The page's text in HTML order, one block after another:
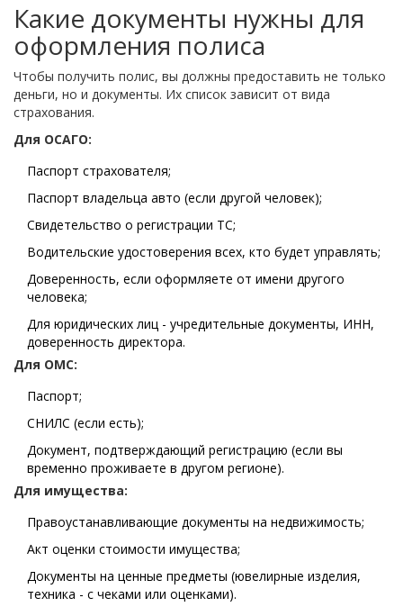
Какие документы нужны для
оформления полиса
Чтобы получить полис, вы должны предоставить не только
деньги, но и документы. Их список зависит от вида
страхования.
Для ОСАГО:
Паспорт страхователя;
Паспорт владельца авто (если другой человек);
Свидетельство о регистрации ТС;
Водительские удостоверения всех, кто будет управлять;
Доверенность, если оформляете от имени другого
человека;
Для юридических лиц - учредительные документы, ИНН,
доверенность директора.
Для ОМС:
Паспорт;
СНИЛС (если есть);
Документ, подтверждающий регистрацию (если вы
временно проживаете в другом регионе).
Для имущества:
Правоустанавливающие документы на недвижимость;
Акт оценки стоимости имущества;
Документы на ценные предметы (ювелирные изделия,
техника - с чеками или оценками).